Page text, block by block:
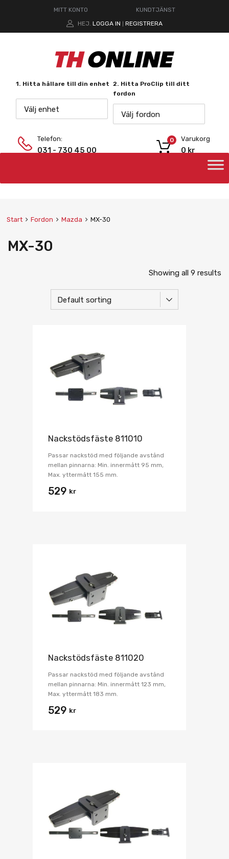
MITT KONTO
KUNDTJÄNST
HEJ. LOGGA IN REGISTRERA
1. Hitta hållare till din enhet
Välj enhet
2. Hitta ProClip till ditt
fordon
Välj fordon
Telefon:
031 - 730 45 00
Varukorg
0 kr
0
Start Fordon Mazda MX-30
MX-30
Showing all 9 results
Nackstödsfäste 811010
Passar nackstöd med följande avstånd
mellan pinnarna: Min. innermått 95 mm,
Max. yttermått 155 mm.
529 kr
Nackstödsfäste 811020
Passar nackstöd med följande avstånd
mellan pinnarna: Min. innermått 123 mm,
Max. yttermått 183 mm.
529 kr